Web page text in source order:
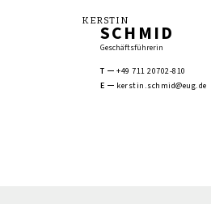
KERSTIN
SCHMID
Geschäftsführerin
T
+49 711 20702-810
E
kerstin.schmid@eug.de